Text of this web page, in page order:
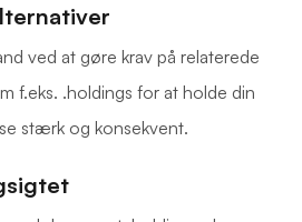
ved at gøre krav på relaterede
f.eks. .holdings for at holde din
stærk og konsekvent.